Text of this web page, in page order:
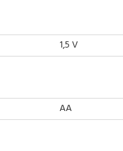
1,5 V
AA